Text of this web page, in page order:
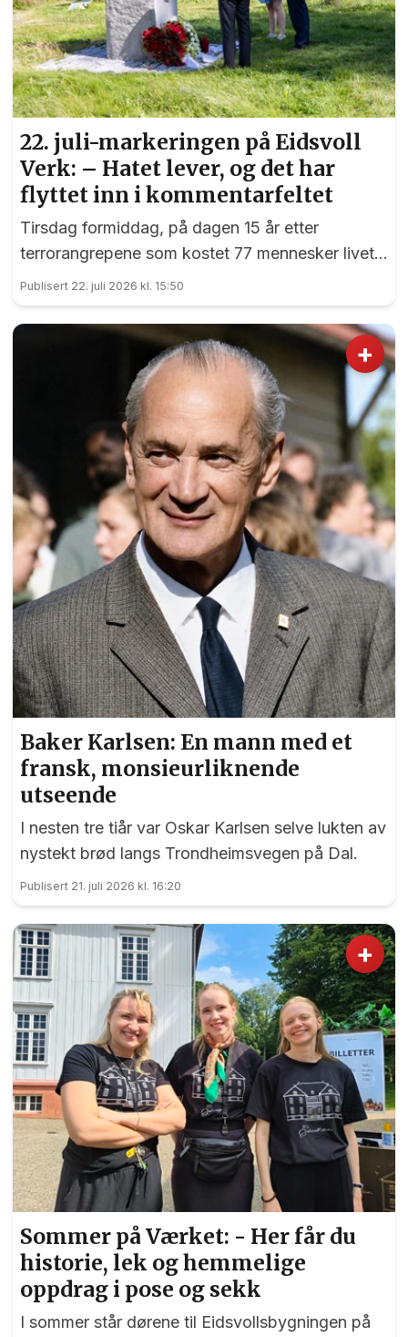
22. juli-markeringen på Eidsvoll
Verk: – Hatet lever, og det har
flyttet inn i kommentarfeltet
Tirsdag formiddag, på dagen 15 år etter
terrorangrepene som kostet 77 mennesker livet,
var det en sterk markering ved 22. juli-
monumentet på Eidsvoll Verk.
Publisert 22. juli 2026 kl. 15:50
+
Baker Karlsen: En mann med et
fransk, monsieurliknende
utseende
I nesten tre tiår var Oskar Karlsen selve lukten av
nystekt brød langs Trondheimsvegen på Dal.
Publisert 21. juli 2026 kl. 16:20
+
Sommer på Værket: - Her får du
historie, lek og hemmelige
oppdrag i pose og sekk
I sommer står dørene til Eidsvollsbygningen på